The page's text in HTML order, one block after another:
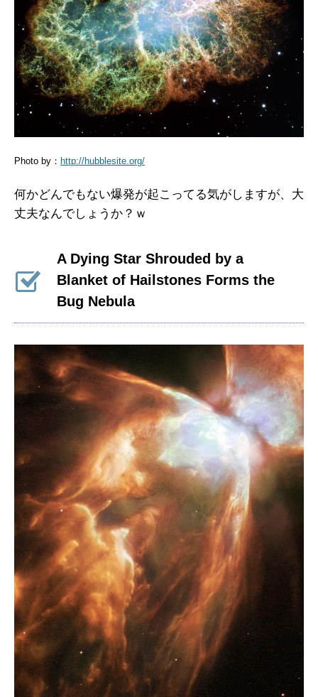
Photo by： http://hubblesite.org/
何かどんでもない爆発が起こってる気がしますが、大
丈夫なんでしょうか？ｗ
A Dying Star Shrouded by a
Blanket of Hailstones Forms the
Bug Nebula